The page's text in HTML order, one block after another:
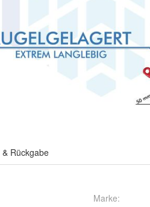
Rückgabe
Marke: